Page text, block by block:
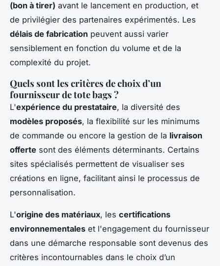
(bon à tirer) avant le lancement en production, et
de privilégier des partenaires expérimentés. Les
délais de fabrication peuvent aussi varier
sensiblement en fonction du volume et de la
complexité du projet.
Quels sont les critères de choix d’un
fournisseur de tote bags ?
L'expérience du prestataire, la diversité des
modèles proposés, la flexibilité sur les minimums
de commande ou encore la gestion de la livraison
offerte sont des éléments déterminants. Certains
sites spécialisés permettent de visualiser ses
créations en ligne, facilitant ainsi le processus de
personnalisation.
L'origine des matériaux, les certifications
environnementales et l'engagement du fournisseur
dans une démarche responsable sont devenus des
critères incontournables dans le choix d’un